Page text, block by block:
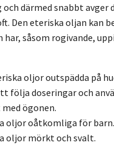
därmed snabbt
Den eteriska oljan kan
har, såsom rogivande,
oljor outspädda på
följa doseringar och
ögonen.
oljor oåtkomliga för barn.
oljor mörkt och svalt.